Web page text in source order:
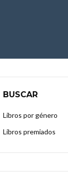
BUSCAR
Libros por género
Libros premiados